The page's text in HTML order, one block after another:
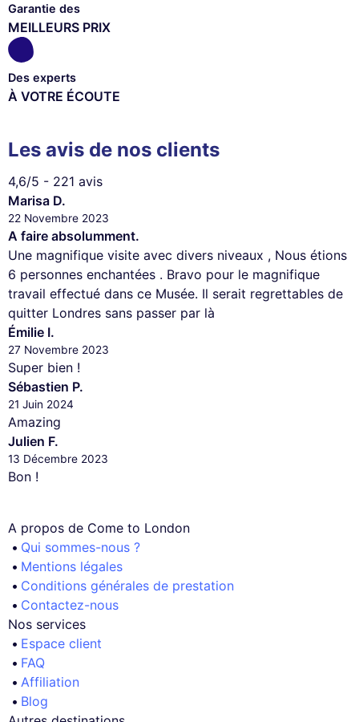
Garantie des
MEILLEURS PRIX
Des experts
À VOTRE ÉCOUTE
Les avis de nos clients
4,6/5 - 221 avis
Marisa D.
22 Novembre 2023
A faire absolumment.
Une magnifique visite avec divers niveaux , Nous étions
6 personnes enchantées . Bravo pour le magnifique
travail effectué dans ce Musée. Il serait regrettables de
quitter Londres sans passer par là
Émilie I.
27 Novembre 2023
Super bien !
Sébastien P.
21 Juin 2024
Amazing
Julien F.
13 Décembre 2023
Bon !
A propos de Come to London
Qui sommes-nous ?
Mentions légales
Conditions générales de prestation
Contactez-nous
Nos services
Espace client
FAQ
Affiliation
Blog